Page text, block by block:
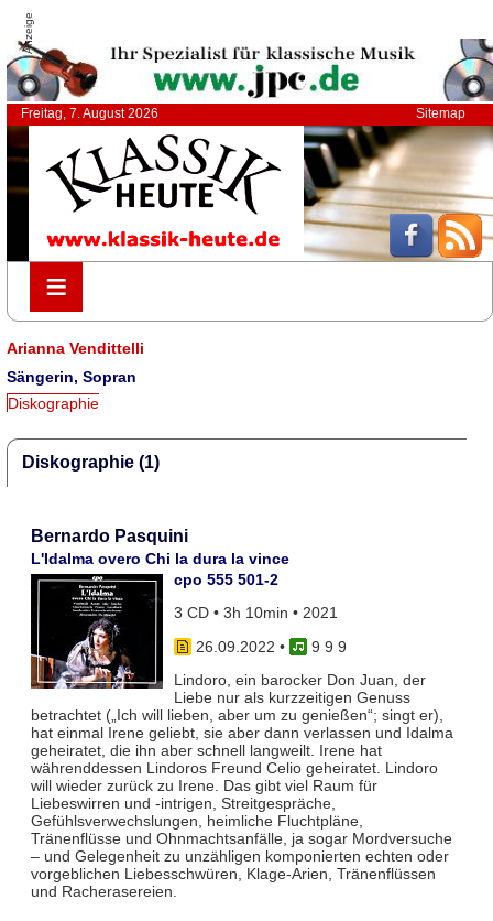
Anzeige
Freitag, 7. August 2026 Sitemap
≡
≡
Arianna Vendittelli
Sängerin, Sopran
Diskographie
Diskographie (1)
Bernardo Pasquini
L'Idalma overo Chi la dura la vince
cpo 555 501-2
3 CD • 3h 10min • 2021
26.09.2022 •
9 9 9
Lindoro, ein barocker Don Juan, der
Liebe nur als kurzzeitigen Genuss
betrachtet („Ich will lieben, aber um zu genießen“; singt er),
hat einmal Irene geliebt, sie aber dann verlassen und Idalma
geheiratet, die ihn aber schnell langweilt. Irene hat
währenddessen Lindoros Freund Celio geheiratet. Lindoro
will wieder zurück zu Irene. Das gibt viel Raum für
Liebeswirren und -intrigen, Streitgespräche,
Gefühlsverwechslungen, heimliche Fluchtpläne,
Tränenflüsse und Ohnmachtsanfälle, ja sogar Mordversuche
– und Gelegenheit zu unzähligen komponierten echten oder
vorgeblichen Liebesschwüren, Klage-Arien, Tränenflüssen
und Racherasereien.